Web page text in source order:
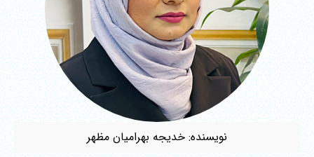
نویسنده: خدیجه بهرامیان‌ مظهر